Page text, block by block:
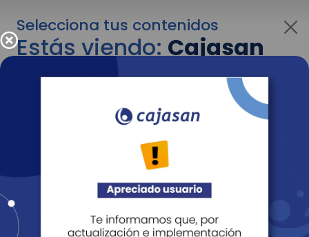
Selecciona tus contenidos
Estás viendo:Cajasan
para personas
Para cambiar al contenido de tu interés más
adelante recuerda utilizar el menú
Entendido